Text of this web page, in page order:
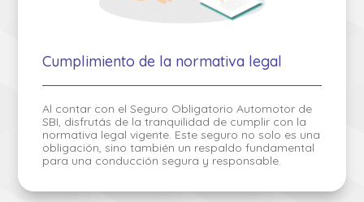
Cumplimiento de la normativa legal
Al contar con el Seguro Obligatorio Automotor de
SBI, disfrutás de la tranquilidad de cumplir con la
normativa legal vigente. Este seguro no solo es una
obligación, sino también un respaldo fundamental
para una conducción segura y responsable.